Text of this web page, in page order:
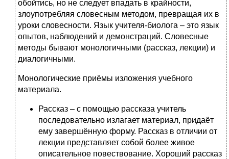
обойтись, но не следует впадать в крайности,
злоупотребляя словесным методом, превращая их в
уроки словесности. Язык учителя-биолога – это язык
опытов, наблюдений и демонстраций. Словесные
методы бывают монологичными (рассказ, лекции) и
диалогичными.
Монологические приёмы изложения учебного
материала.
Рассказ – с помощью рассказа учитель
последовательно излагает материал, придаёт
ему завершённую форму. Рассказ в отличии от
лекции представляет собой более живое
описательное повествование. Хороший рассказ